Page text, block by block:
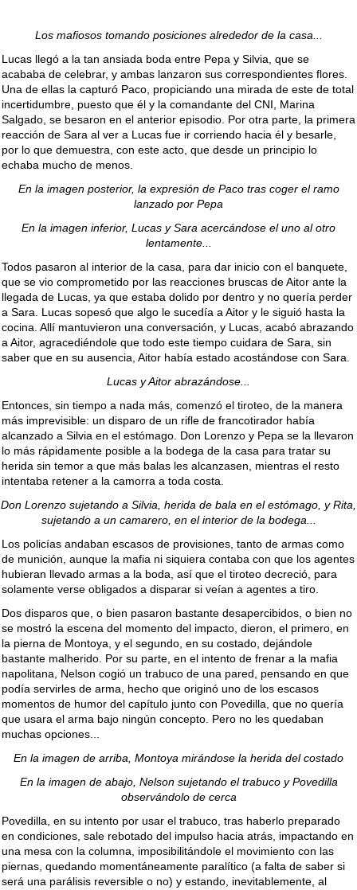
Los mafiosos tomando posiciones alrededor de la casa...
Lucas llegó a la tan ansiada boda entre Pepa y Silvia, que se
acababa de celebrar, y ambas lanzaron sus correspondientes flores.
Una de ellas la capturó Paco, propiciando una mirada de este de total
incertidumbre, puesto que él y la comandante del CNI, Marina
Salgado, se besaron en el anterior episodio. Por otra parte, la primera
reacción de Sara al ver a Lucas fue ir corriendo hacia él y besarle,
por lo que demuestra, con este acto, que desde un principio lo
echaba mucho de menos.
En la imagen posterior, la expresión de Paco tras coger el ramo
lanzado por Pepa
En la imagen inferior, Lucas y Sara acercándose el uno al otro
lentamente...
Todos pasaron al interior de la casa, para dar inicio con el banquete,
que se vio comprometido por las reacciones bruscas de Aitor ante la
llegada de Lucas, ya que estaba dolido por dentro y no quería perder
a Sara. Lucas sopesó que algo le sucedía a Aitor y le siguió hasta la
cocina. Allí mantuvieron una conversación, y Lucas, acabó abrazando
a Aitor, agracediéndole que todo este tiempo cuidara de Sara, sin
saber que en su ausencia, Aitor había estado acostándose con Sara.
Lucas y Aitor abrazándose...
Entonces, sin tiempo a nada más, comenzó el tiroteo, de la manera
más imprevisible: un disparo de un rifle de francotirador había
alcanzado a Silvia en el estómago. Don Lorenzo y Pepa se la llevaron
lo más rápidamente posible a la bodega de la casa para tratar su
herida sin temor a que más balas les alcanzasen, mientras el resto
intentaba retener a la camorra a toda costa.
Don Lorenzo sujetando a Silvia, herida de bala en el estómago, y Rita,
sujetando a un camarero, en el interior de la bodega...
Los policías andaban escasos de provisiones, tanto de armas como
de munición, aunque la mafia ni siquiera contaba con que los agentes
hubieran llevado armas a la boda, así que el tiroteo decreció, para
solamente verse obligados a disparar si veían a agentes a tiro.
Dos disparos que, o bien pasaron bastante desapercibidos, o bien no
se mostró la escena del momento del impacto, dieron, el primero, en
la pierna de Montoya, y el segundo, en su costado, dejándole
bastante malherido. Por su parte, en el intento de frenar a la mafia
napolitana, Nelson cogió un trabuco de una pared, pensando en que
podía servirles de arma, hecho que originó uno de los escasos
momentos de humor del capítulo junto con Povedilla, que no quería
que usara el arma bajo ningún concepto. Pero no les quedaban
muchas opciones...
En la imagen de arriba, Montoya mirándose la herida del costado
En la imagen de abajo, Nelson sujetando el trabuco y Povedilla
observándolo de cerca
Povedilla, en su intento por usar el trabuco, tras haberlo preparado
en condiciones, sale rebotado del impulso hacia atrás, impactando en
una mesa con la columna, imposibilitándole el movimiento con las
piernas, quedando momentáneamente paralítico (a falta de saber si
será una parálisis reversible o no) y estando, inevitablemente, al